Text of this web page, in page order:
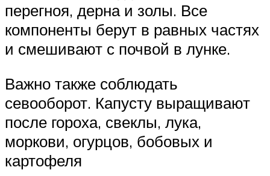
перегноя, дерна и золы. Все
компоненты берут в равных частях
и смешивают с почвой в лунке.
Важно также соблюдать
севооборот. Капусту выращивают
после гороха, свеклы, лука,
моркови, огурцов, бобовых и
картофеля